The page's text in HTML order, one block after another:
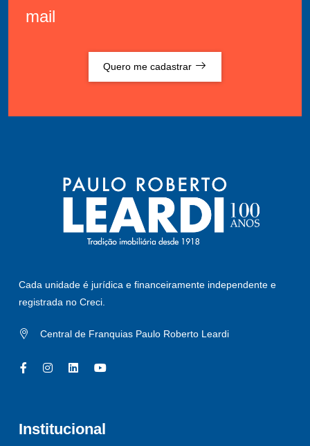
mail
Quero me cadastrar
Cada unidade é jurídica e financeiramente independente e
registrada no Creci.
Central de Franquias Paulo Roberto Leardi
Institucional